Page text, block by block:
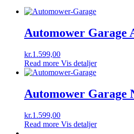
Automower Garage
kr.1.599,00
Read more Vis detaljer
Automower Garage
kr.1.599,00
Read more Vis detaljer